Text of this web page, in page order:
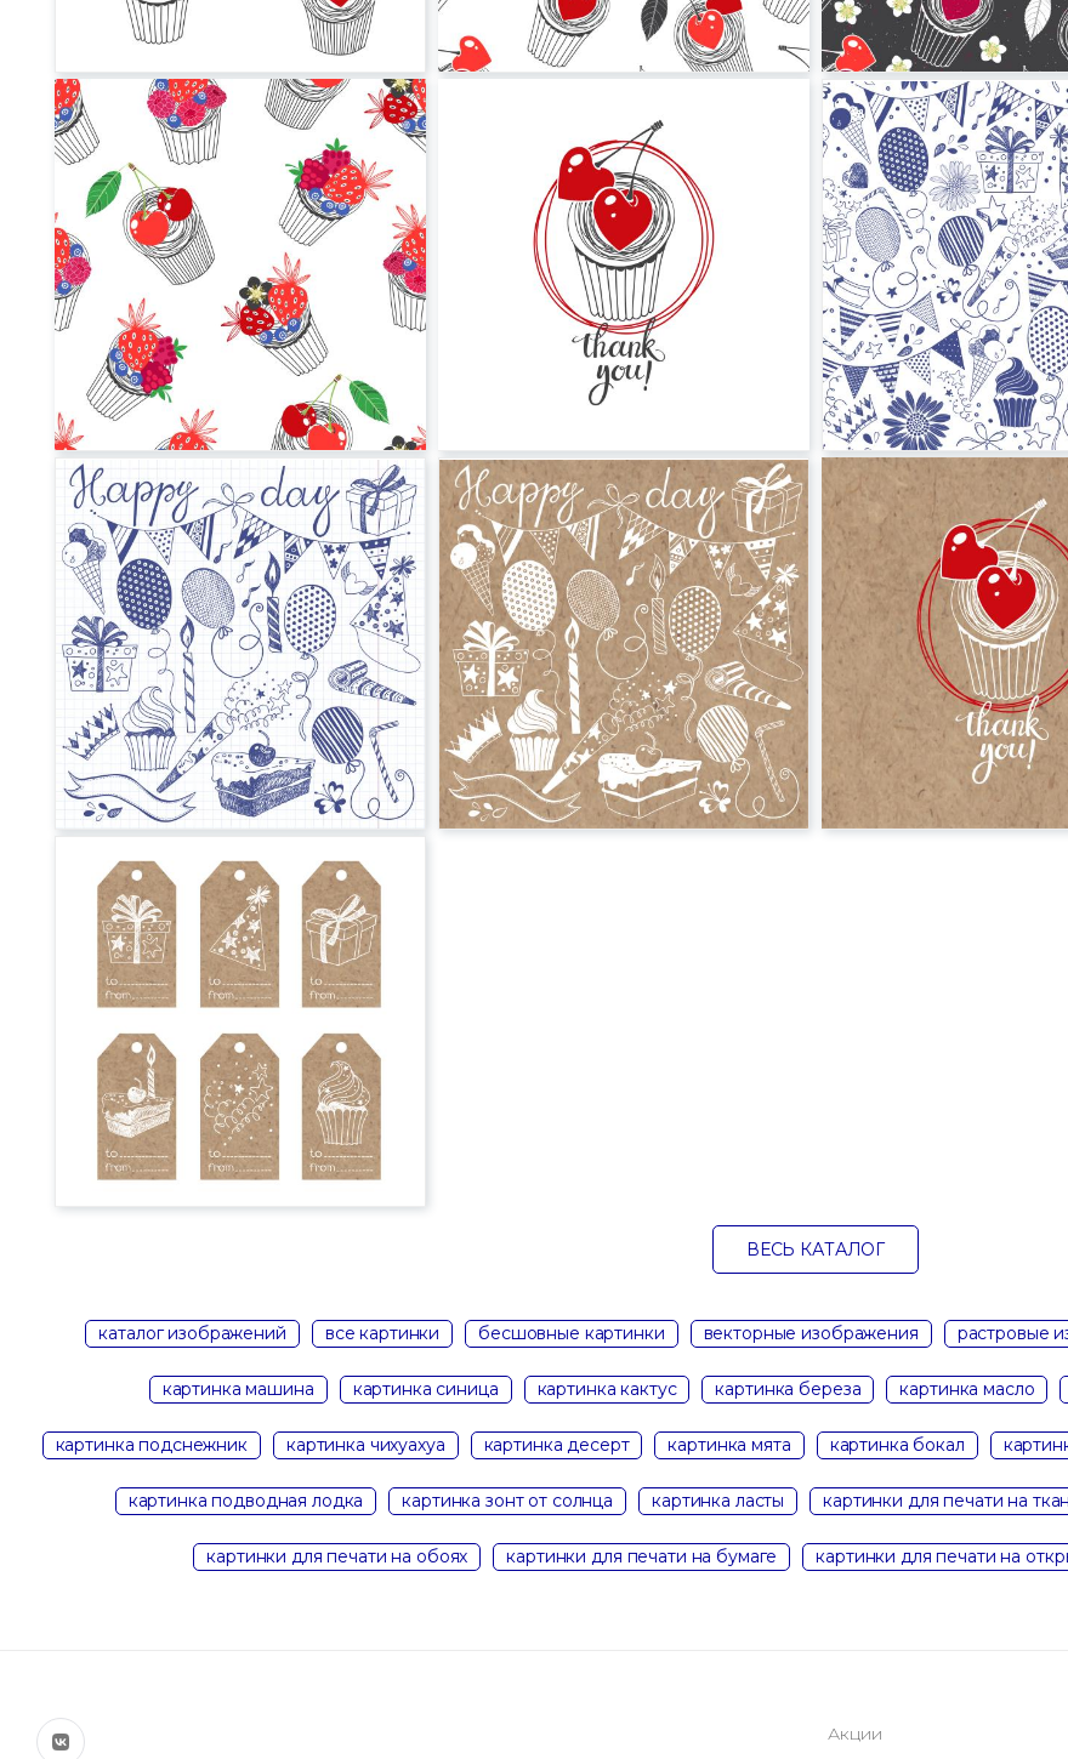
ВЕСЬ КАТАЛОГ
каталог изображений все картинки бесшовные картинки векторные изображения растровые
картинка машина картинка синица картинка кактус картинка береза картинка масло
картинка подснежник картинка чихуахуа картинка десерт картинка мята картинка бокал
картинка подводная лодка картинка зонт от солнца картинка ласты картинки для печати на
картинки для печати на обоях картинки для печати на бумаге картинки для печати на
Акции